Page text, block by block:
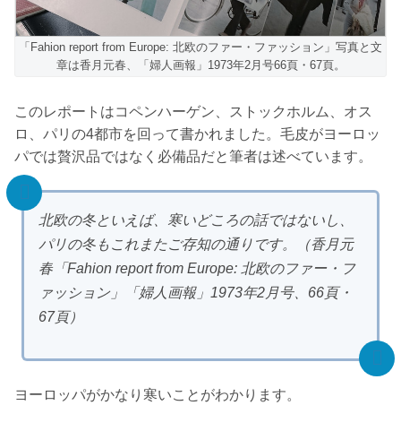
「Fahion report from Europe: 北欧のファー・ファッション」写真と文
章は香月元春、「婦人画報」1973年2月号66頁・67頁。
このレポートはコペンハーゲン、ストックホルム、オス
ロ、パリの4都市を回って書かれました。毛皮がヨーロッ
パでは贅沢品ではなく必備品だと筆者は述べています。
北欧の冬といえば、寒いどころの話ではないし、
パリの冬もこれまたご存知の通りです。（香月元
春「Fahion report from Europe: 北欧のファー・フ
ァッション」「婦人画報」1973年2月号、66頁・
67頁）
ヨーロッパがかなり寒いことがわかります。